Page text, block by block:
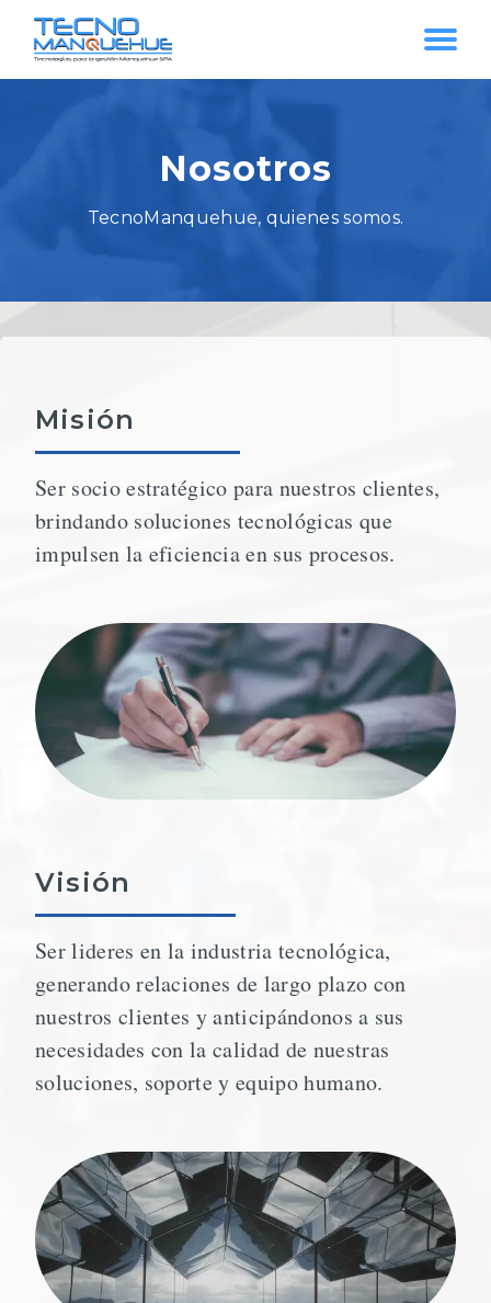
Nosotros
TecnoManquehue, quienes somos.
Misión
Ser socio estratégico para nuestros clientes,
brindando soluciones tecnológicas que
impulsen la eficiencia en sus procesos.
Visión
Ser lideres en la industria tecnológica,
generando relaciones de largo plazo con
nuestros clientes y anticipándonos a sus
necesidades con la calidad de nuestras
soluciones, soporte y equipo humano.